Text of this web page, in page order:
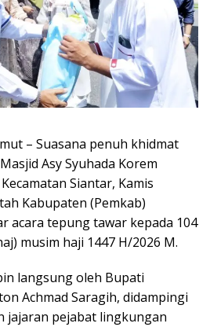
– Suasana penuh khidmat
Asy Syuhada Korem
Siantar, Kamis
Kabupaten (Pemkab)
acara tepung tawar kepada 104
musim haji 1447 H/2026 M.
langsung oleh Bupati
Achmad Saragih, didampingi
jajaran pejabat lingkungan